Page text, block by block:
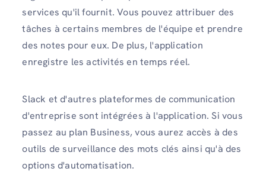
services qu'il fournit. Vous pouvez attribuer des
tâches à certains membres de l'équipe et prendre
des notes pour eux. De plus, l'application
enregistre les activités en temps réel.
Slack et d'autres plateformes de communication
d'entreprise sont intégrées à l'application. Si vous
passez au plan Business, vous aurez accès à des
outils de surveillance des mots clés ainsi qu'à des
options d'automatisation.